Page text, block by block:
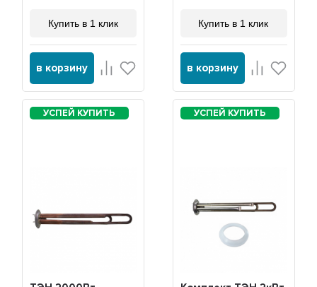
Купить в 1 клик
в корзину
Купить в 1 клик
в корзину